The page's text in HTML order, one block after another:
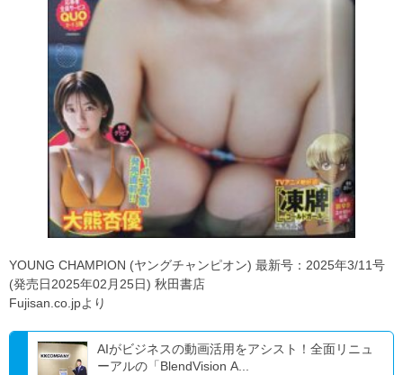
YOUNG CHAMPION (ヤングチャンピオン) 最新号：2025年3/11号
(発売日2025年02月25日) 秋田書店
Fujisan.co.jpより
AIがビジネスの動画活用をアシスト！全面リニュ
ーアルの「BlendVision A...